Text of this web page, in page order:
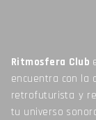
Ritmosfera Club
encuentra con la
retrofuturista y
tu universo